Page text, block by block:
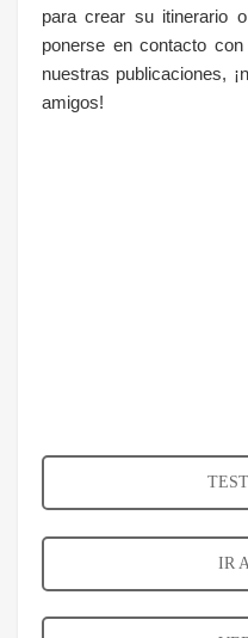
para crear su itinerario
ponerse en contacto con
nuestras publicaciones,
amigos!
IR